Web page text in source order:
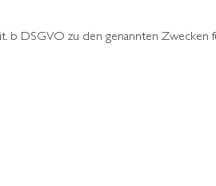
b DSGVO zu den genannten